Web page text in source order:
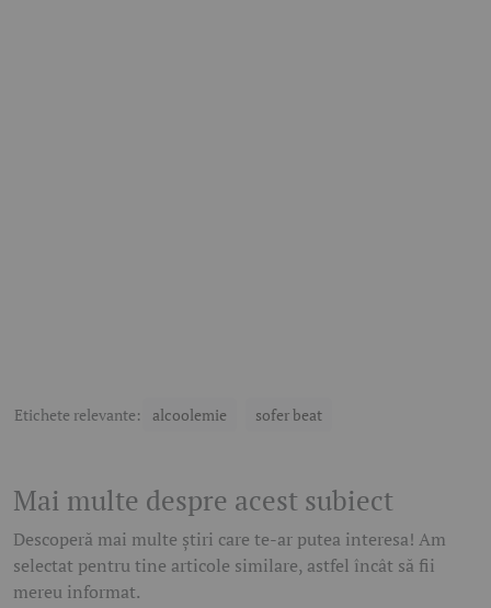
Etichete relevante: alcoolemie sofer beat
Mai multe despre acest subiect
Descoperă mai multe știri care te-ar putea interesa! Am
selectat pentru tine articole similare, astfel încât să fii
mereu informat.